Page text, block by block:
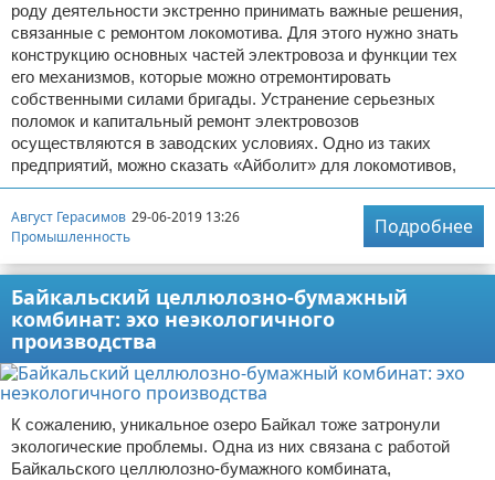
роду деятельности экстренно принимать важные решения,
связанные с ремонтом локомотива. Для этого нужно знать
конструкцию основных частей электровоза и функции тех
его механизмов, которые можно отремонтировать
собственными силами бригады. Устранение серьезных
поломок и капитальный ремонт электровозов
осуществляются в заводских условиях. Одно из таких
предприятий, можно сказать «Айболит» для локомотивов,
Август Герасимов 29-06-2019 13:26
Промышленность
Подробнее
Байкальский целлюлозно-бумажный
комбинат: эхо неэкологичного
производства
К сожалению, уникальное озеро Байкал тоже затронули
экологические проблемы. Одна из них связана с работой
Байкальского целлюлозно-бумажного комбината,